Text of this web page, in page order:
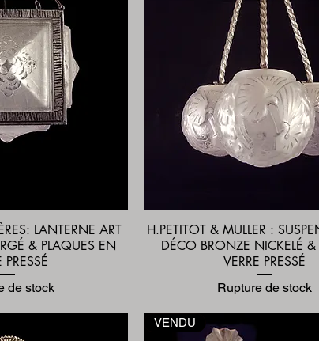
rapideLANTERNE ART
& PLAQUES EN
PRESSÉ
de stock
Aperçu rapide
H.PETITOT & MULLER :
DÉCO BRONZE NICKELÉ &
VERRE PRESSÉ
Rupture de stock
VENDU